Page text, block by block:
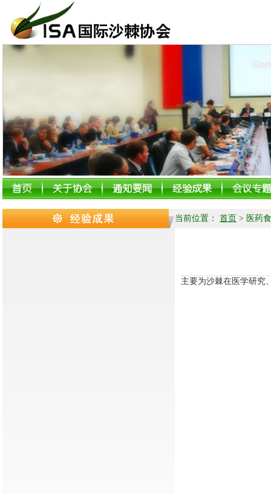
当前位置： 首页 > 医药
主要为沙棘在医学研究